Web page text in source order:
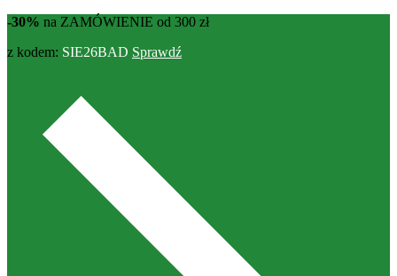
-30% na ZAMÓWIENIE od 300 zł
z kodem: SIE26BAD Sprawdź